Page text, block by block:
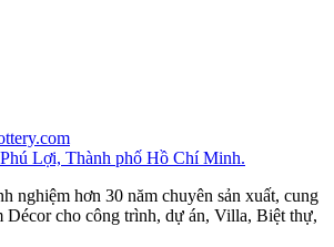
Lợi, Thành phố Hồ Chí Minh.
nghiệm hơn 30 năm chuyên sản xuất, cung
Décor cho công trình, dự án, Villa, Biệt thự,